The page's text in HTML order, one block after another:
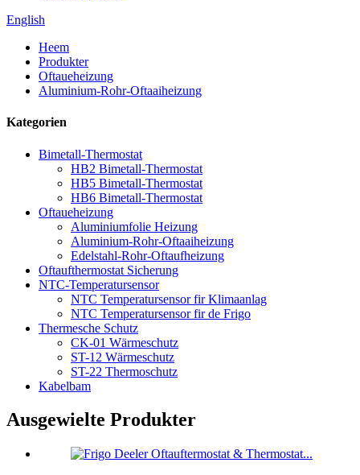
English
Heem
Produkter
Oftaueheizung
Aluminium-Rohr-Oftaaiheizung
Kategorien
Bimetall-Thermostat
HB2 Bimetall-Thermostat
HB5 Bimetall-Thermostat
HB6 Bimetall-Thermostat
Oftaueheizung
Aluminiumfolie Heizung
Aluminium-Rohr-Oftaaiheizung
Edelstahl-Rohr-Oftaufheizung
Oftaufthermostat Sicherung
NTC-Temperatursensor
NTC Temperatursensor fir Klimaanlag
NTC Temperatursensor fir de Frigo
Thermesche Schutz
CK-01 Wärmeschutz
ST-12 Wärmeschutz
ST-22 Thermoschutz
Kabelbam
Ausgewielte Produkter